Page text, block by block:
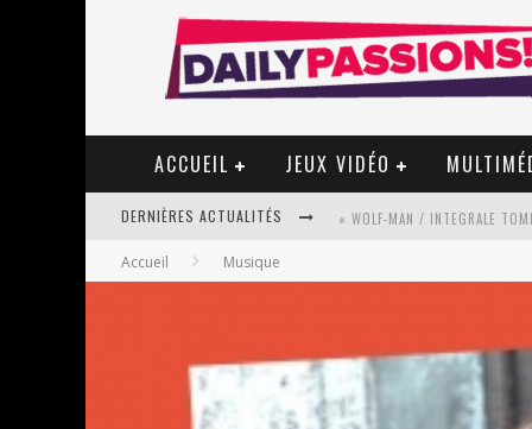
ACCUEIL JEUX VIDÉO
DERNIÈRES ACTUALITÉS « WOLF-MAN / INTEGRALE
STAR FOX
Accueil Musique